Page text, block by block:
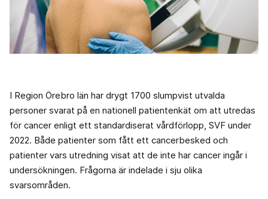
I Region Örebro län har drygt 1700 slumpvist utvalda
personer svarat på en nationell patientenkät om att utredas
för cancer enligt ett standardiserat vårdförlopp, SVF under
2022. Både patienter som fått ett cancerbesked och
patienter vars utredning visat att de inte har cancer ingår i
undersökningen. Frågorna är indelade i sju olika
svarsområden.